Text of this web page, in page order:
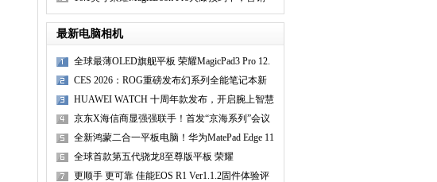
直降200元掀起
最新电脑相机
全球最薄OLED旗舰平板 荣耀MagicPad3 Pro 12.
CES 2026：ROG重磅发布幻系列全能笔记本新
品
HUAWEI WATCH 十周年款发布，开启腕上智慧
体验
京东X海信商显强强联手！首发“京海系列”会议
平
全新鸿蒙二合一平板电脑！华为MatePad Edge 11
全球首款第五代骁龙8至尊版平板 荣耀
MagicPad3
更顺手 更可靠 佳能EOS R1 Ver1.1.2固件体验评